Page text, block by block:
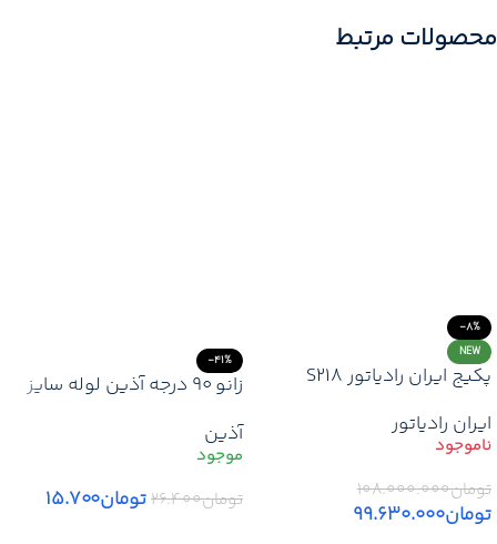
محصولات مرتبط
-8%
NEW
پکیج ایران رادیاتور S218
ایران رادیاتور
تومان۱۰۸.۰۰۰.۰۰۰
تومان۹۹.۶۳۰.۰۰۰
-41%
زانو ۹۰ درجه آذین لوله سایز
بدون نشتی در لوله‌کشی
سفید
آذین
تومان۲۶.۴۰۰تومان۱۵.۷۰۰